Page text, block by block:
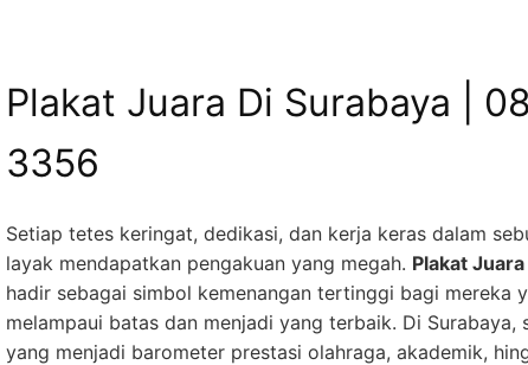
Plakat Juara Di Surabaya |
3356
Setiap tetes keringat, dedikasi, dan kerja keras dalam
layak mendapatkan pengakuan yang megah. Plakat
hadir sebagai simbol kemenangan tertinggi bagi mereka
melampaui batas dan menjadi yang terbaik. Di Surabaya,
yang menjadi barometer prestasi olahraga, akademik,